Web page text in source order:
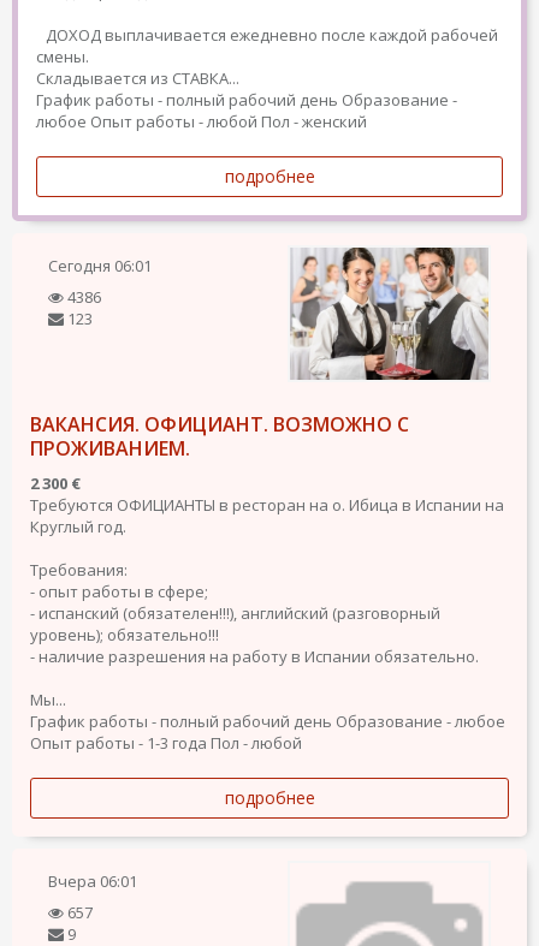
ДОХОД выплачивается ежедневно после каждой рабочей
смены.
Складывается из СТАВКА...
График работы - полный рабочий день Образование -
любое Опыт работы - любой Пол - женский
подробнее
Сегодня 06:01
4386
123
ВАКАНСИЯ. ОФИЦИАНТ. ВОЗМОЖНО С
ПРОЖИВАНИЕМ.
2 300 €
Требуются ОФИЦИАНТЫ в ресторан на о. Ибица в Испании на
Круглый год.
Требования:
- опыт работы в сфере;
- испанский (обязателен!!!), английский (разговорный
уровень); обязательно!!!
- наличие разрешения на работу в Испании обязательно.
Мы...
График работы - полный рабочий день Образование - любое
Опыт работы - 1-3 года Пол - любой
подробнее
Вчера 06:01
657
9